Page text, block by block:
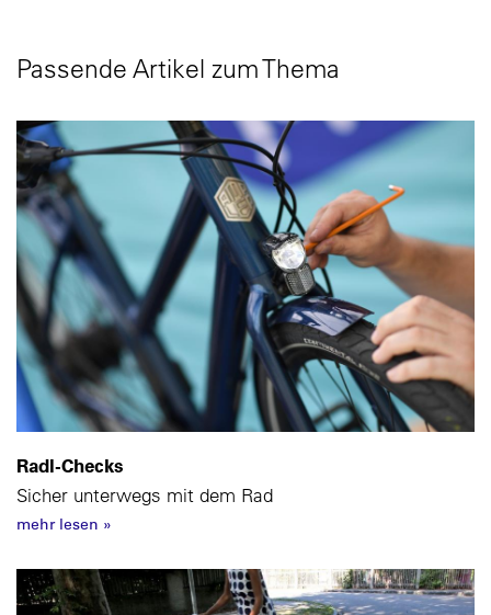
Passende Artikel zum Thema
Radl-Checks
Sicher unterwegs mit dem Rad
mehr lesen »